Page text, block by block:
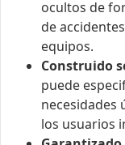
ocultos de
de
equipos.
Construido
puede
necesidades
los usuarios